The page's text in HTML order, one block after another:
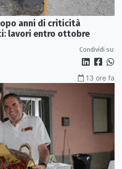
anni di criticità
lavori entro ottobre
Condividi su:
13 ore fa